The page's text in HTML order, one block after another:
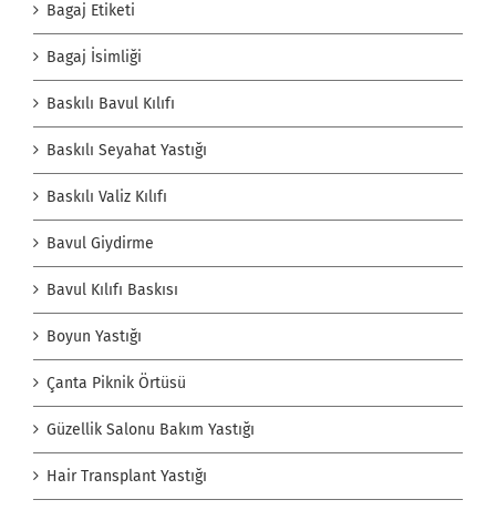
Bagaj Etiketi
Bagaj İsimliği
Baskılı Bavul Kılıfı
Baskılı Seyahat Yastığı
Baskılı Valiz Kılıfı
Bavul Giydirme
Bavul Kılıfı Baskısı
Boyun Yastığı
Çanta Piknik Örtüsü
Güzellik Salonu Bakım Yastığı
Hair Transplant Yastığı